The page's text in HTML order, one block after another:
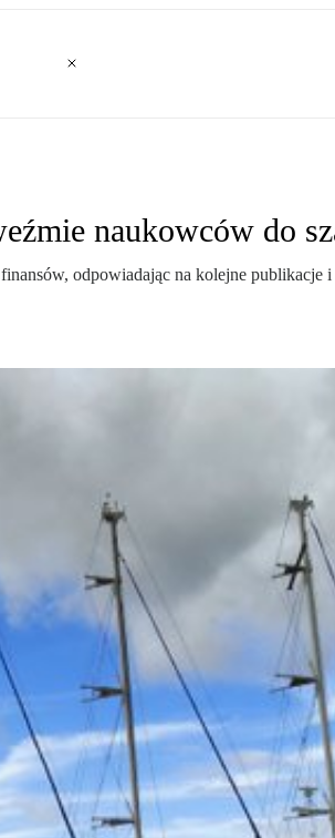
naukowców do
odpowiadając na kolejne publikacje